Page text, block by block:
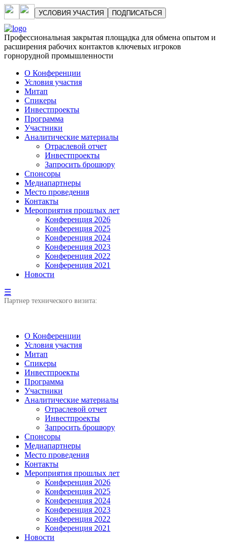
УСЛОВИЯ УЧАСТИЯ ПОДПИСАТЬСЯ
Профессиональная закрытая площадка для обмена опытом и
расширения рабочих контактов ключевых игроков
горнорудной промышленности
О Конференции
Условия участия
Митап
Спикеры
Инвестпроекты
Программа
Участники
Аналитические материалы
Отраслевой отчет
Инвестпроекты
Запросить брошюру
Спонсоры
Медиапартнеры
Место проведения
Контакты
Мероприятия прошлых лет
Конференция 2026
Конференция 2025
Конференция 2024
Конференция 2023
Конференция 2022
Конференция 2021
Новости
☰
Партнер технического визита:
О Конференции
Условия участия
Митап
Спикеры
Инвестпроекты
Программа
Участники
Аналитические материалы
Отраслевой отчет
Инвестпроекты
Запросить брошюру
Спонсоры
Медиапартнеры
Место проведения
Контакты
Мероприятия прошлых лет
Конференция 2026
Конференция 2025
Конференция 2024
Конференция 2023
Конференция 2022
Конференция 2021
Новости